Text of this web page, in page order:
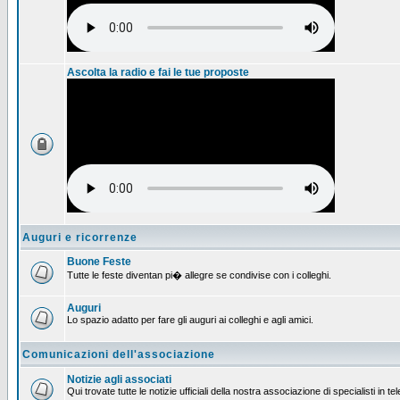
Ascolta la radio e fai le tue proposte
Auguri e ricorrenze
Buone Feste
Tutte le feste diventan pi� allegre se condivise con i colleghi.
Auguri
Lo spazio adatto per fare gli auguri ai colleghi e agli amici.
Comunicazioni dell'associazione
Notizie agli associati
Qui trovate tutte le notizie ufficiali della nostra associazione di specialisti in